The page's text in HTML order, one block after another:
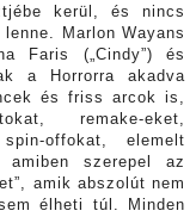
kerül, és nincs
Marlon Wayans
Faris („Cindy”) és
a Horrorra akadva
és friss arcok is,
remake-eket,
offokat, elemelt
amiben szerepel az
amik abszolút nem
élheti túl. Minden